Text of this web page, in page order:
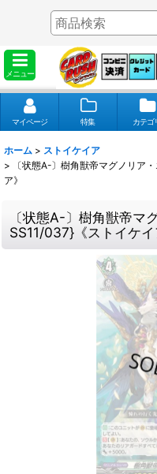
メニュー
マイページ 特集 カテゴ
ホーム > ストイケイア
>
〔状態A-〕樹角獣帝マグノリア
ア》
〔状態A-〕樹角獣帝マ
SS11/037}《ストイケイ